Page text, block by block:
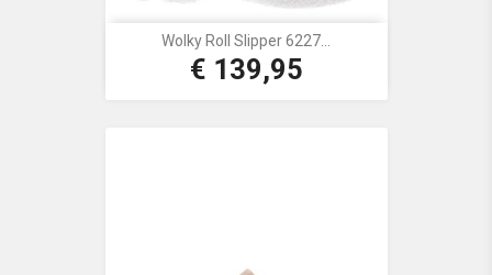
Wolky Roll Slipper 6227...
Prijs
€ 139,95